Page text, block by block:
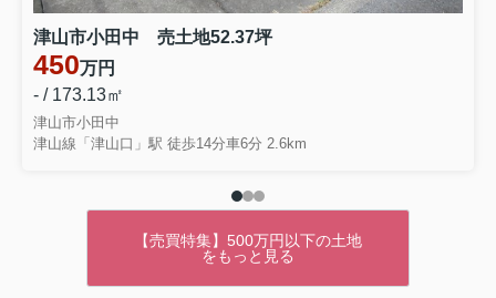
津山市小田中 売土地52.37坪
450万円
- / 173.13㎡
津山市小田中
津山線「津山口」駅 徒歩14分車6分 2.6km
【売買特集】500万円以下の土地
をもっと見る